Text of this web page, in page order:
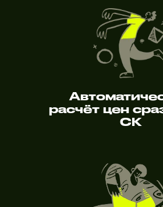
расчёт цен
СК